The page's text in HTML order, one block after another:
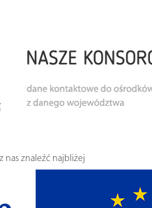
nas znaleźć najbliżej